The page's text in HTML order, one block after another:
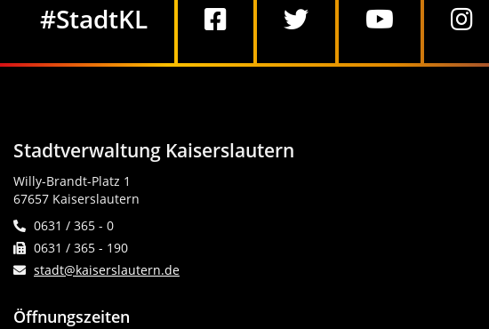
#StadtKL
Stadtverwaltung Kaiserslautern
Willy-Brandt-Platz 1
67657 Kaiserslautern
0631 / 365 - 0
0631 / 365 - 190
stadt@kaiserslautern.de
Öffnungszeiten